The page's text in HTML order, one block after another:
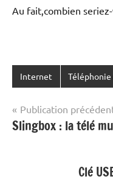
Au fait,combien
Internet
Navigation
de
Publication
Slingbox : la télé
Clé